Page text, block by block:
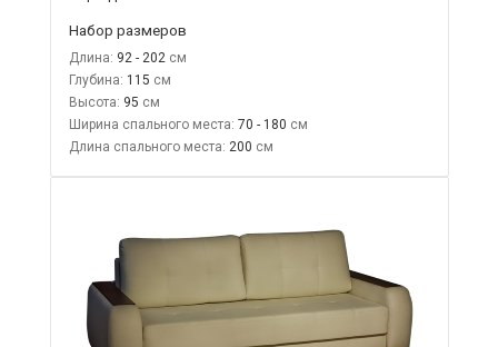
Набор размеров
Длина: 92 - 202
Глубина: 115
Высота: 95
Ширина спального места: 70 - 180
Длина спального места: 200